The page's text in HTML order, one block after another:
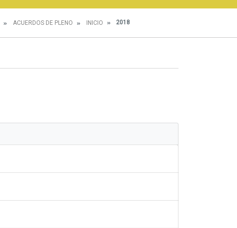
ACUERDOS DE PLENO INICIO 2018